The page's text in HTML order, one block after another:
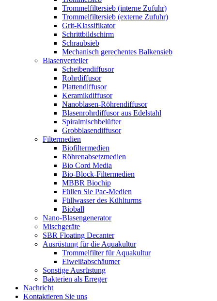
Trommelfiltersieb (interne Zufuhr)
Trommelfiltersieb (externe Zufuhr)
Grit-Klassifikator
Schrittbildschirm
Schraubsieb
Mechanisch gerechentes Balkensieb
Blasenverteiler
Scheibendiffusor
Rohrdiffusor
Plattendiffusor
Keramikdiffusor
Nanoblasen-Röhrendiffusor
Blasenrohrdiffusor aus Edelstahl
Spiralmischbelüfter
Grobblasendiffusor
Filtermedien
Biofiltermedien
Röhrenabsetzmedien
Bio Cord Media
Bio-Block-Filtermedien
MBBR Biochip
Füllen Sie Pac-Medien
Füllwasser des Kühlturms
Bioball
Nano-Blasengenerator
Mischgeräte
SBR Floating Decanter
Ausrüstung für die Aquakultur
Trommelfilter für Aquakultur
Eiweißabschäumer
Sonstige Ausrüstung
Bakterien als Erreger
Nachricht
Kontaktieren Sie uns